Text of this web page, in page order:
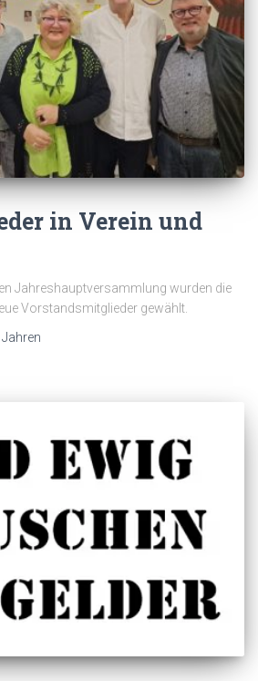
in Verein und
Jahreshauptversammlung wurden die
Vorstandsmitglieder gewählt.
Jahren